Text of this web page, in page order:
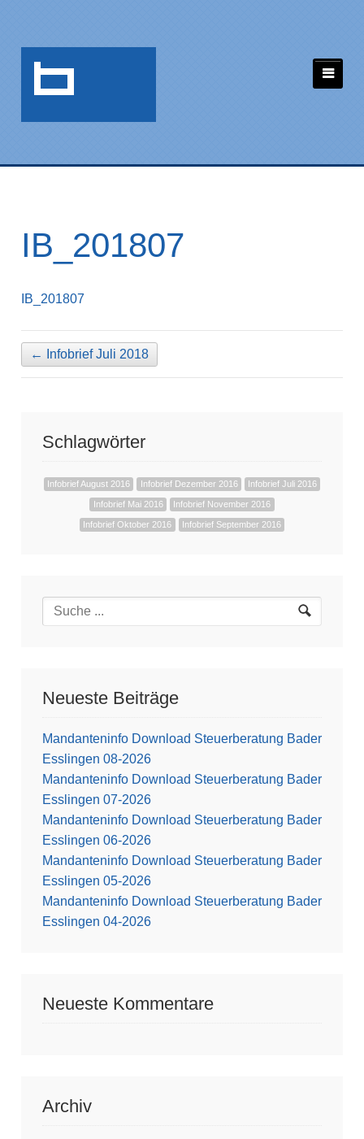
IB_201807
IB_201807
← Infobrief Juli 2018
Schlagwörter
Infobrief August 2016 Infobrief Dezember 2016 Infobrief Juli 2016
Infobrief Mai 2016 Infobrief November 2016
Infobrief Oktober 2016 Infobrief September 2016
Neueste Beiträge
Mandanteninfo Download Steuerberatung Bader
Esslingen 08-2026
Mandanteninfo Download Steuerberatung Bader
Esslingen 07-2026
Mandanteninfo Download Steuerberatung Bader
Esslingen 06-2026
Mandanteninfo Download Steuerberatung Bader
Esslingen 05-2026
Mandanteninfo Download Steuerberatung Bader
Esslingen 04-2026
Neueste Kommentare
Archiv